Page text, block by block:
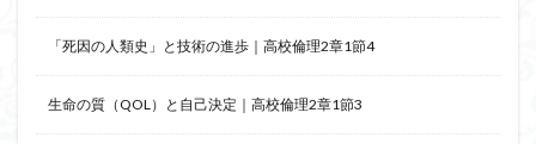
「死因の人類史」と技術の進歩｜高校倫理2章1節4
生命の質（QOL）と自己決定｜高校倫理2章1節3